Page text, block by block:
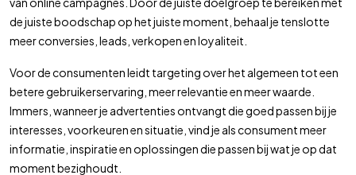
de juiste boodschap op het juiste moment, behaal je tenslotte
meer conversies, leads, verkopen en loyaliteit.
Voor de consumenten leidt targeting over het algemeen tot een
betere gebruikerservaring, meer relevantie en meer waarde.
Immers, wanneer je advertenties ontvangt die goed passen bij je
interesses, voorkeuren en situatie, vind je als consument meer
informatie, inspiratie en oplossingen die passen bij wat je op dat
moment bezighoudt.